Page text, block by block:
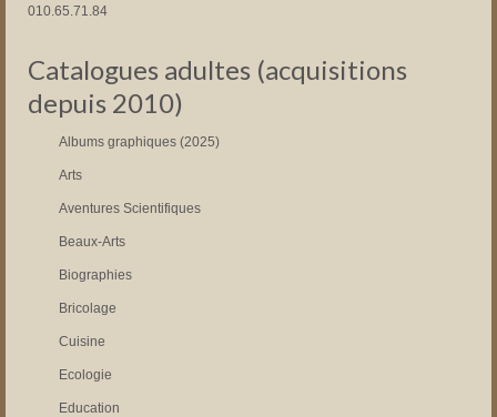
010.65.71.84
Catalogues adultes (acquisitions
depuis 2010)
Albums graphiques (2025)
Arts
Aventures Scientifiques
Beaux-Arts
Biographies
Bricolage
Cuisine
Ecologie
Education